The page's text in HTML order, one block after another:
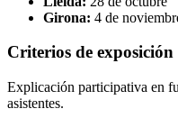
Girona: 4 de
Criterios de exposición
Explicación participativa en
asistentes.